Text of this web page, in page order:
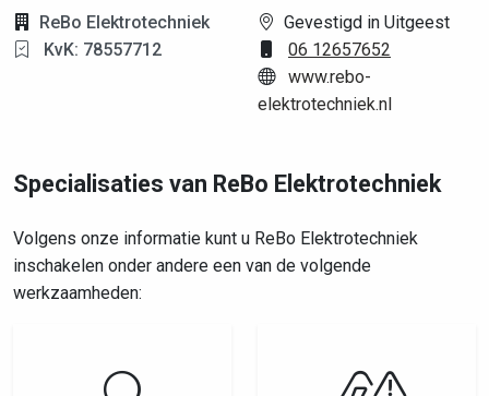
ReBo Elektrotechniek
KvK: 78557712
Gevestigd in Uitgeest
06 12657652
www.rebo-
elektrotechniek.nl
Specialisaties van ReBo Elektrotechniek
Volgens onze informatie kunt u ReBo Elektrotechniek
inschakelen onder andere een van de volgende
werkzaamheden: